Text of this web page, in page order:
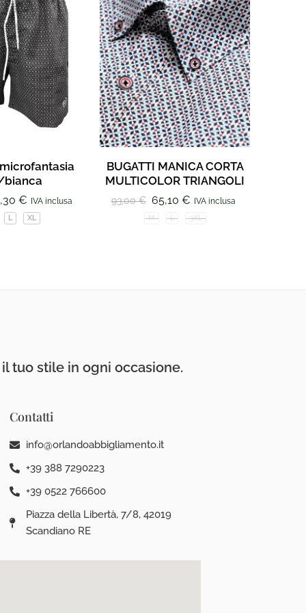
€ IVA inclusa
L XL
BUGATTI MANICA CORTA
MULTICOLOR TRIANGOLI
93,00€ 65,10 € IVA inclusa
M L 3XL
tuo stile in ogni occasione.
Contatti
info@orlandoabbigliamento.it
+39 388 7290223
+39 0522 766600
Piazza della Libertà, 7/8, 42019
Scandiano RE